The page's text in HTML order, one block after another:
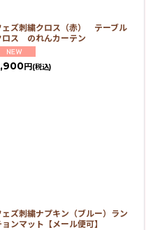
ェズ刺繍クロス（赤） テーブル
ロス のれんカーテン
円 (税込)
ェズ刺繍ナプキン（ブルー）ラン
ョンマット【メール便可】